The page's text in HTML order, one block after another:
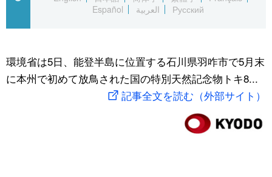
Русский
国際
文化
アーカイブ
Japan Data
動画/Live
スポーツ・東京2020
Español
العربية Русский
環境省は5日、能登半島に位置する石川県羽咋市で5月末
に本州で初めて放鳥された国の特別天然記念物トキ8...
記事全文を読む（外部サイト）